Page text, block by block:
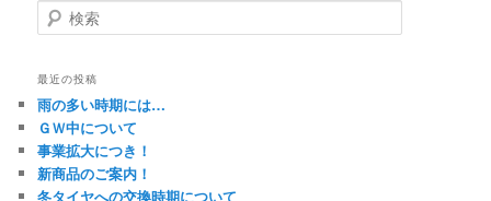
検
索
最近の投稿
雨の多い時期には…
ＧＷ中について
事業拡大につき！
新商品のご案内！
冬タイヤへの交換時期について